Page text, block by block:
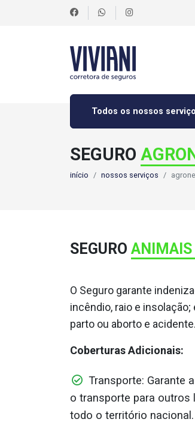
Todos os nossos
SEGURO
início nossos serviços
SEGURO ANIMAIS
O Seguro garante
incêndio, raio e
parto ou aborto e acidente.
Coberturas Adicionais:
Transporte: Garante
o transporte para
todo o território nacional.